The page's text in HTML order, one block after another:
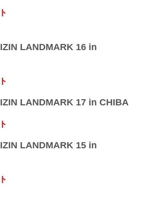
LANDMARK 16 in
LANDMARK 17 in CHIBA
LANDMARK 15 in